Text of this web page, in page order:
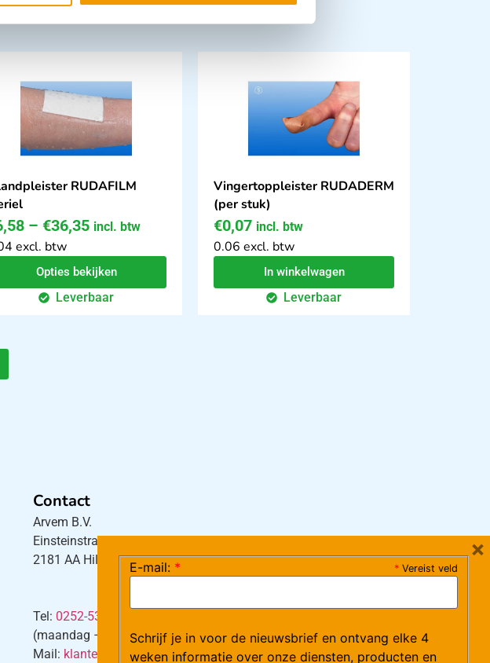
RUDAFILM
– €36,35 incl. btw
excl. btw
Opties bekijken
Leverbaar
Vingertoppleister RUDADERM
(per stuk)
€0,07 incl. btw
0.06 excl. btw
In winkelwagen
Leverbaar
Contact
Arvem B.V.
Einsteinstraat 5
2181 AA Hillegom
Tel: 0252-533256
(maandag – donderdag 08:30-17:15 uur / vrijdag 08:30-16:00 uur)
Mail: klantenservice@arvem.nl
* Vereist veld
E-mail: *
Schrijf je in voor de nieuwsbrief en ontvang elke 4
weken informatie over onze diensten, producten en
×